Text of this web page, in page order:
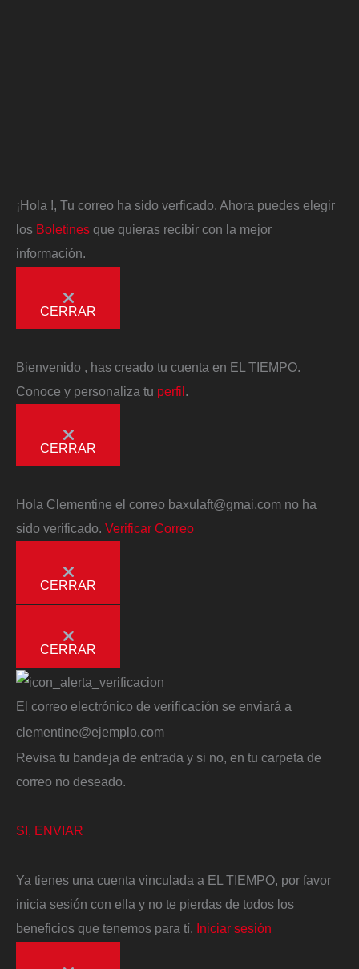
¡Hola !, Tu correo ha sido verficado. Ahora puedes elegir
los Boletines que quieras recibir con la mejor
información.
CERRAR
Bienvenido
, has creado tu cuenta en EL TIEMPO.
Conoce y personaliza tu perfil
CERRAR
Hola Clementine el correo baxulaft@gmai.com no ha
sido verificado. Verificar Correo
CERRAR
CERRAR
El correo electrónico de verificación se enviará a
clementine@ejemplo.com
Revisa tu bandeja de entrada y si no, en tu carpeta de
correo no deseado.
SI, ENVIAR
Ya tienes una cuenta vinculada a EL TIEMPO, por favor
inicia sesión con ella y no te pierdas de todos los
beneficios que tenemos para tí. Iniciar sesión